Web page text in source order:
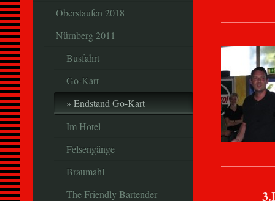
Oberstaufen 2018
Nürnberg 2011
Busfahrt
Go-Kart
Endstand Go-Kart
Im Hotel
Felsengänge
Braumahl
The Friendly Bartender